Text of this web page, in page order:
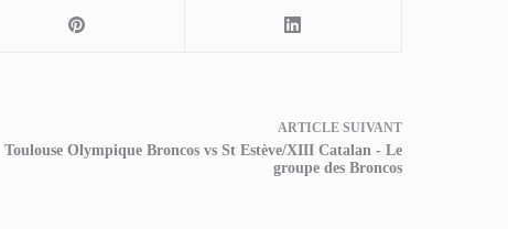
ARTICLESUIVANT
Toulouse Olympique Broncos vs St Estève/XIII Catalan - Le
groupe des Broncos